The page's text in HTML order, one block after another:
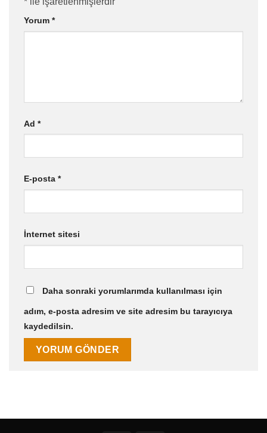
Yorum *
Ad *
E-posta *
İnternet sitesi
Daha sonraki yorumlarımda kullanılması için
adım, e-posta adresim ve site adresim bu tarayıcıya
kaydedilsin.